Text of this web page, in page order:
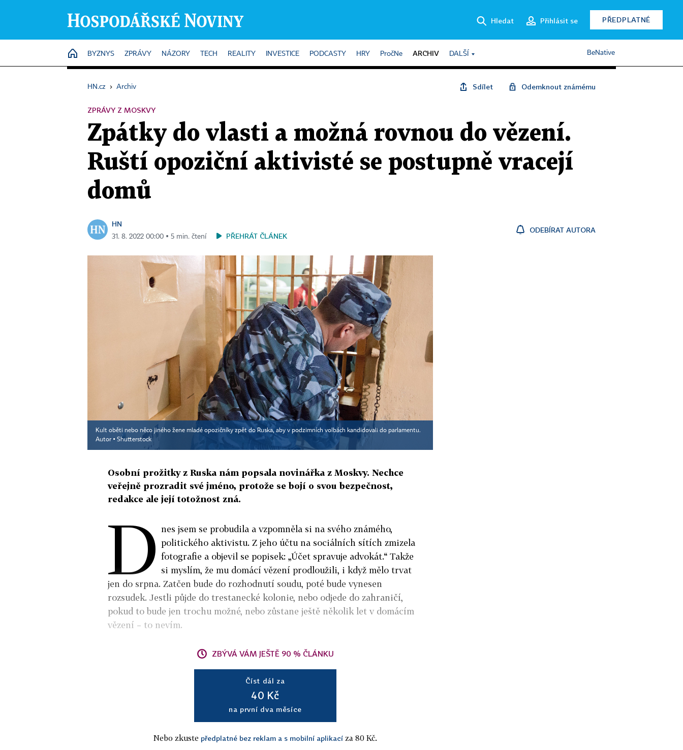
Hledat Přihlásit se PŘEDPLATNÉ
HOME
BYZNYS ZPRÁVY NÁZORY TECH REALITY INVESTICE PODCASTY HRY PročNe ARCHIV DALŠÍ BeNative
HN.cz › Archiv Sdílet Odemknout známému
ZPRÁVY Z MOSKVY
Zpátky do vlasti a možná rovnou do vězení.
Ruští opoziční aktivisté se postupně vracejí
domů
HN
31. 8. 2022 00:00 ▪ 5 min. čtení PŘEHRÁT ČLÁNEK
ODEBÍRAT AUTORA
Kult oběti nebo něco jiného žene mladé opozičníky zpět do Ruska, aby v podzimních volbách kandidovali do parlamentu.
Autor ▪ Shutterstock
Osobní prožitky z Ruska nám popsala novinářka z Moskvy. Nechce
veřejně prozradit své jméno, protože se bojí o svou bezpečnost,
redakce ale její totožnost zná.
D nes jsem se probudila a vzpomněla si na svého známého,
politického aktivistu. Z jeho účtu na sociálních sítích zmizela
fotografie a objevil se popisek: „Účet spravuje advokát.“ Takže
si myslím, že mu domácí vězení prodloužili, i když mělo trvat
jen do srpna. Zatčen bude do rozhodnutí soudu, poté bude vynesen
rozsudek. Jestli půjde do trestanecké kolonie, nebo odjede do zahraničí,
pokud to bude jen trochu možné, nebo zůstane ještě několik let v domácím
vězení – to nevím.
ZBÝVÁ VÁM JEŠTĚ 90 % ČLÁNKU
Číst dál za
40 Kč
na první dva měsíce
Nebo zkuste předplatné bez reklam a s mobilní aplikací za 80 Kč.